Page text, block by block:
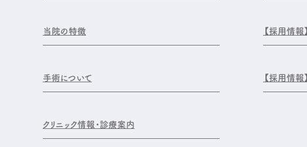
当院の特徴
手術について
クリニック情報・診療案内
【採用情報】
【採用情報】